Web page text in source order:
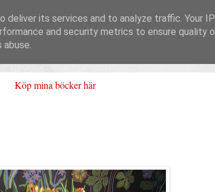
Köp mina böcker här
deliver its services and to analyze traffic. Your
and security metrics to ensure quality